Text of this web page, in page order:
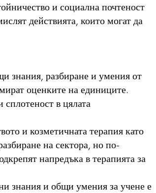
и социална почтеност
действията, които могат да
знания, разбиране и умения от
оценките на единиците.
в цялата
и козметичната терапия като
на сектора, но по-
напредъка в терапията за
знания и общи умения за учене е